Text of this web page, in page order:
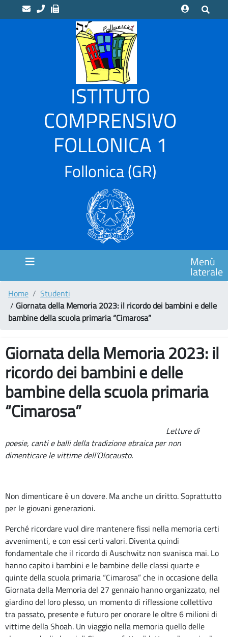
ISTITUTO
COMPRENSIVO
FOLLONICA 1
Follonica(GR)
Menù
laterale
“LUCA
PACIOLI”
Indirizzo
Musicale
“CAMPI
ALTI”
Scuola
Infanzia
CASSARELLO
MARCHE
SCUOLA
SCUOLA
PRIMARIA
ITALO
SCUOLA
PRIMARIA
GIANNI
RODARI
Comunicazioni
COUNSELING/SPORTELLO
ORIENTAMENTO
INCLUSIONE
Contatti
Contatti
Segreteria
–
URP
Home
Studenti
/ Giornata della Memoria 2023: il ricordo dei bambini e delle
bambine della scuola primaria “Cimarosa”
Giornata della Memoria 2023: il
ricordo dei bambini e delle
bambine della scuola primaria
“Cimarosa”
Letture di
poesie, canti e balli della tradizione ebraica per non
dimenticarele vittime dell’Olocausto.
Non dimenticare è un dovere. Ma anche un diritto. Soprattutto
per le giovani generazioni.
Perché ricordare vuol dire mantenere fissi nella memoria certi
avvenimenti, e con essi certi valori. Diventa quindi
fondamentale che il ricordo di Auschwitz non svanisca mai. Lo
hanno capito i bambini e le bambine delle classi quarte e
quinte della scuola primaria “Cimarosa” che in occasione della
Giornata della Memoria del 27 gennaio hanno organizzato, nel
giardino del loro plesso, un momento di riflessione collettivo
tra passato, presente e futuro per onorare le oltre 6 milioni di
vittime della Shoah. Un viaggio nella memoria quello delle